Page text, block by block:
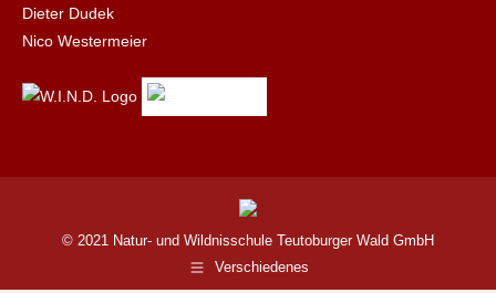
Dieter Dudek
Nico Westermeier
© 2021 Natur- und Wildnisschule Teutoburger Wald GmbH
Verschiedenes